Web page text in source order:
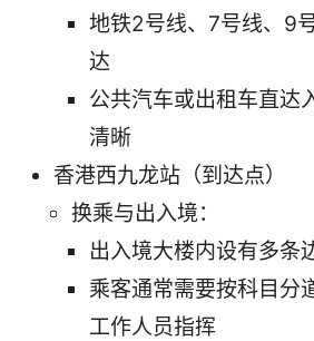
地铁2号线、7号线、9
达
公共汽车或出租车直达
清晰
香港西九龙站（到达点）
换乘与出入境：
出入境大楼内设有多条
乘客通常需要按科目分
工作人员指挥